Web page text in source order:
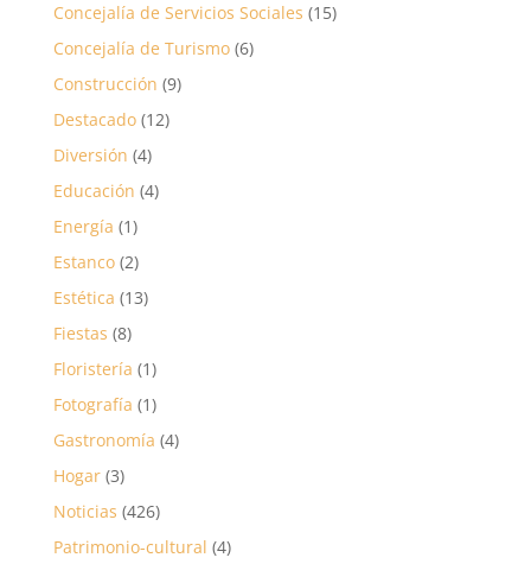
Concejalía de Servicios Sociales (15)
Concejalía de Turismo(6)
Construcción (9)
Destacado(12)
Diversión (4)
Educación (4)
Energía (1)
Estanco(2)
Estética (13)
Fiestas (8)
Floristería (1)
Fotografía (1)
Gastronomía (4)
Hogar(3)
Noticias (426)
Patrimonio-cultural (4)